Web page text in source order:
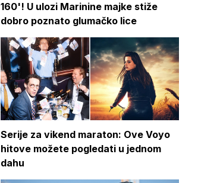
160'! U ulozi Marinine majke stiže
dobro poznato glumačko lice
Serije za vikend maraton: Ove Voyo
hitove možete pogledati u jednom
dahu